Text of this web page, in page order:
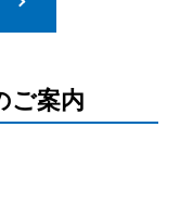
ご案内